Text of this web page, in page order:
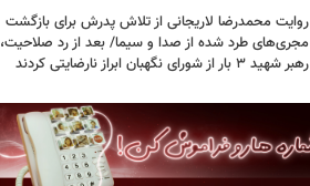
روایت محمدرضا لاریجانی از تلاش پدرش برای بازگشت
مجری‌های طرد شده از صدا و سیما/ بعد از رد صلاحیت،
رهبر شهید ۳ بار از شورای نگهبان ابراز نارضایتی کردند